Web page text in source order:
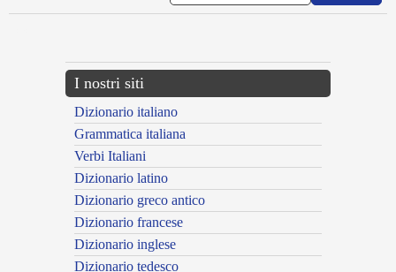
I nostri siti
Dizionario italiano
Grammatica italiana
Verbi Italiani
Dizionario latino
Dizionario greco antico
Dizionario francese
Dizionario inglese
Dizionario tedesco